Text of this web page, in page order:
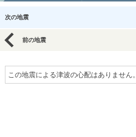
次の地震
前の地震
この地震による津波の心配はありません。